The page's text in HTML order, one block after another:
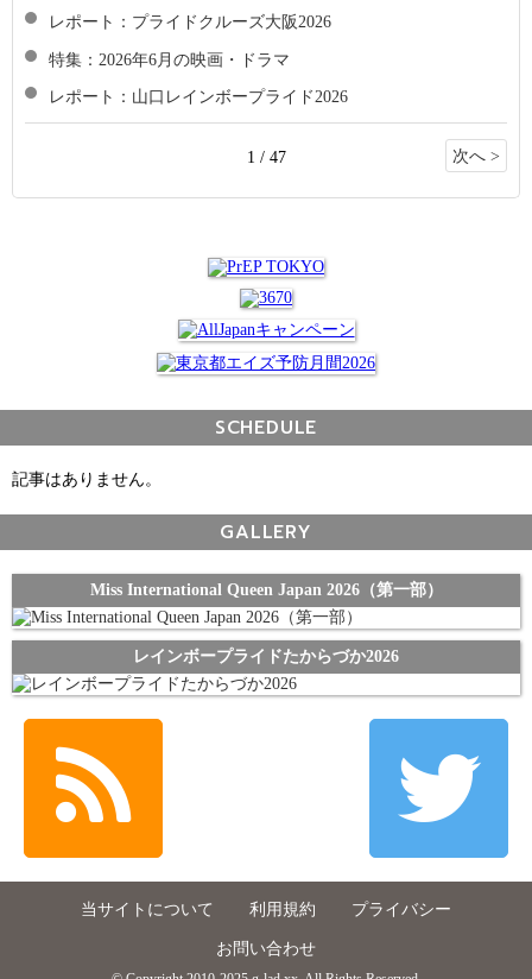
レポート：プライドクルーズ大阪2026
特集：2026年6月の映画・ドラマ
レポート：山口レインボープライド2026
1 / 47 次へ >
SCHEDULE
記事はありません。
GALLERY
Miss International Queen Japan 2026（第一部）
レインボープライドたからづか2026
当サイトについて 利用規約 プライバシー
お問い合わせ